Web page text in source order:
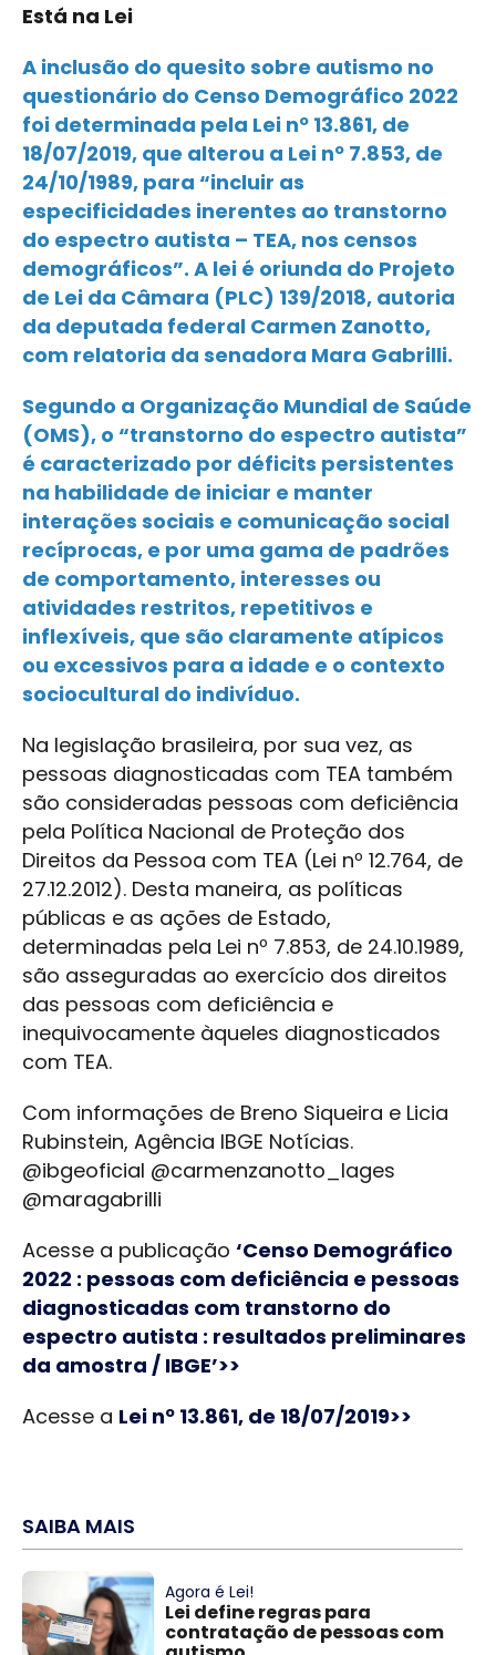
Está na Lei
A inclusão do quesito sobre autismo no
questionário do Censo Demográfico 2022
foi determinada pela Lei nº 13.861, de
18/07/2019, que alterou a Lei nº 7.853, de
24/10/1989, para “incluir as
especificidades inerentes ao transtorno
do espectro autista – TEA, nos censos
demográficos”. A lei é oriunda do Projeto
de Lei da Câmara (PLC) 139/2018, autoria
da deputada federal Carmen Zanotto,
com relatoria da senadora Mara Gabrilli.
Segundo a Organização Mundial de Saúde
(OMS), o “transtorno do espectro autista”
é caracterizado por déficits persistentes
na habilidade de iniciar e manter
interações sociais e comunicação social
recíprocas, e por uma gama de padrões
de comportamento, interesses ou
atividades restritos, repetitivos e
inflexíveis, que são claramente atípicos
ou excessivos para a idade e o contexto
sociocultural do indivíduo.
Na legislação brasileira, por sua vez, as
pessoas diagnosticadas com TEA também
são consideradas pessoas com deficiência
pela Política Nacional de Proteção dos
Direitos da Pessoa com TEA (Lei nº 12.764, de
27.12.2012). Desta maneira, as políticas
públicas e as ações de Estado,
determinadas pela Lei nº 7.853, de 24.10.1989,
são asseguradas ao exercício dos direitos
das pessoas com deficiência e
inequivocamente àqueles diagnosticados
com TEA.
Com informações de Breno Siqueira e Licia
Rubinstein, Agência IBGE Notícias.
@ibgeoficial @carmenzanotto_lages
@maragabrilli
Acesse a publicação ‘Censo Demográfico
2022 : pessoas com deficiência e pessoas
diagnosticadas com transtorno do
espectro autista : resultados preliminares
da amostra / IBGE’>>
Acesse a Lei nº 13.861, de 18/07/2019>>
SAIBA MAIS
Agora é Lei!
Lei define regras para
contratação de pessoas com